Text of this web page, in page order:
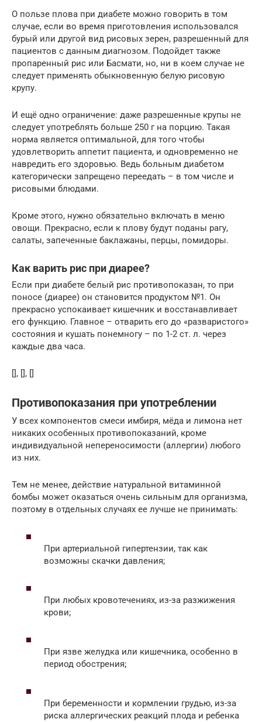
О пользе плова при диабете можно говорить в том
случае, если во время приготовления использовался
бурый или другой вид рисовых зерен, разрешенный для
пациентов с данным диагнозом. Подойдет также
пропаренный рис или Басмати, но, ни в коем случае не
следует применять обыкновенную белую рисовую
крупу.
И ещё одно ограничение: даже разрешенные крупы не
следует употреблять больше 250 г на порцию. Такая
норма является оптимальной, для того чтобы
удовлетворить аппетит пациента, и одновременно не
навредить его здоровью. Ведь больным диабетом
категорически запрещено переедать – в том числе и
рисовыми блюдами.
Кроме этого, нужно обязательно включать в меню
овощи. Прекрасно, если к плову будут поданы рагу,
салаты, запеченные баклажаны, перцы, помидоры.
Как варить рис при диарее?
Если при диабете белый рис противопоказан, то при
поносе (диарее) он становится продуктом №1. Он
прекрасно успокаивает кишечник и восстанавливает
его функцию. Главное – отварить его до «разваристого»
состояния и кушать понемногу – по 1-2 ст. л. через
каждые два часа.
[], [], []
Противопоказания при употреблении
У всех компонентов смеси имбиря, мёда и лимона нет
никаких особенных противопоказаний, кроме
индивидуальной непереносимости (аллергии) любого
из них.
Тем не менее, действие натуральной витаминной
бомбы может оказаться очень сильным для организма,
поэтому в отдельных случаях ее лучше не принимать:
При артериальной гипертензии, так как
возможны скачки давления;
При любых кровотечениях, из-за разжижения
крови;
При язве желудка или кишечника, особенно в
период обострения;
При беременности и кормлении грудью, из-за
риска аллергических реакций плода и ребенка